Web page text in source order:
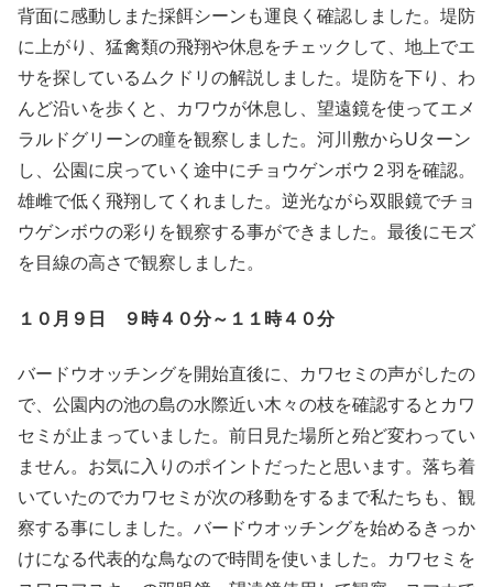
背面に感動しまた採餌シーンも運良く確認しました。堤防
に上がり、猛禽類の飛翔や休息をチェックして、地上でエ
サを探しているムクドリの解説しました。堤防を下り、わ
んど沿いを歩くと、カワウが休息し、望遠鏡を使ってエメ
ラルドグリーンの瞳を観察しました。河川敷からUターン
し、公園に戻っていく途中にチョウゲンボウ２羽を確認。
雄雌で低く飛翔してくれました。逆光ながら双眼鏡でチョ
ウゲンボウの彩りを観察する事ができました。最後にモズ
を目線の高さで観察しました。
１０月９日 ９時４０分～１１時４０分
バードウオッチングを開始直後に、カワセミの声がしたの
で、公園内の池の島の水際近い木々の枝を確認するとカワ
セミが止まっていました。前日見た場所と殆ど変わってい
ません。お気に入りのポイントだったと思います。落ち着
いていたのでカワセミが次の移動をするまで私たちも、観
察する事にしました。バードウオッチングを始めるきっか
けになる代表的な鳥なので時間を使いました。カワセミを